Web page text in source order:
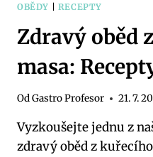
OBĚDY RECEPTY
Zdravý oběd
masa:
OdGastro Profesor 21. 7.
Vyzkoušejte jednu z
zdravý oběd z